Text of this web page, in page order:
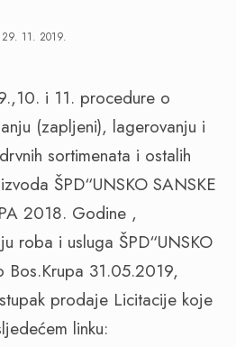
29. 11. 2019.
i 11. procedure o
(zapljeni), lagerovanju i
sortimenata i ostalih
ŠPD“UNSKO SANSKE
2018. Godine ,
roba i usluga ŠPD“UNSKO
Bos.Krupa 31.05.2019,
prodaje Licitacije koje
linku: